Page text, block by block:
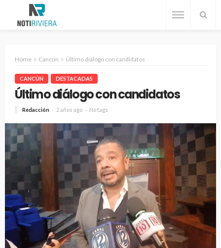
Home Cancún Último diálogo con candidatos
CANCÚN DESTACADAS
Último diálogo con candidatos
Redacción 2 años ago No tags